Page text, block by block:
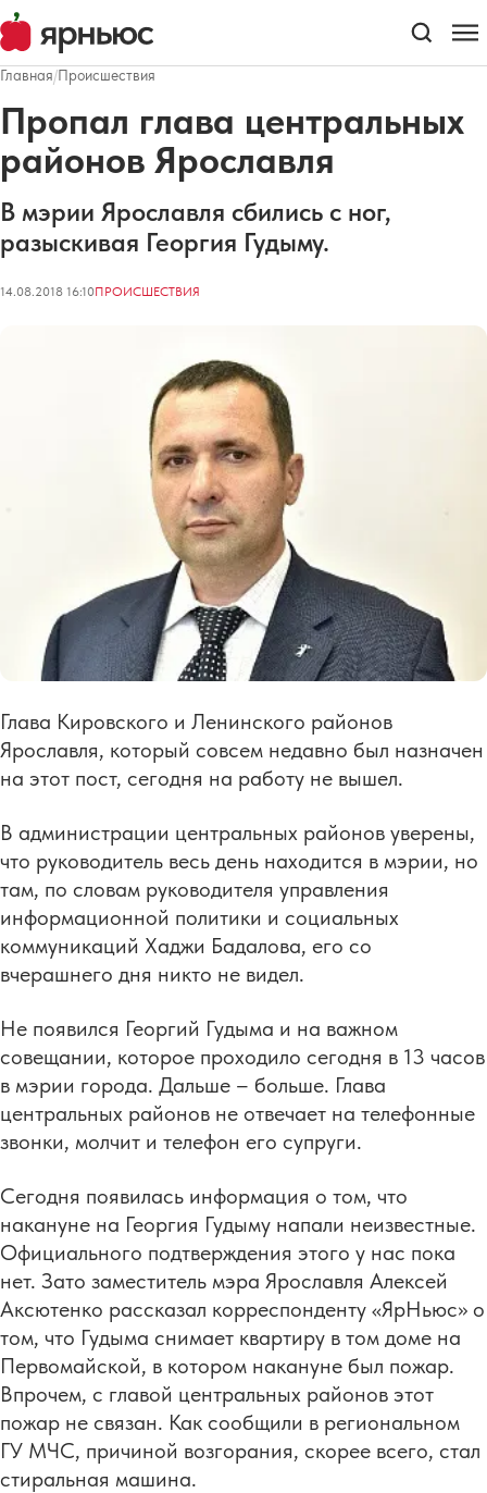
Главная/Происшествия
Пропал глава центральных
районов Ярославля
В мэрии Ярославля сбились с ног,
разыскивая Георгия Гудыму.
14.08.2018 16:10ПРОИСШЕСТВИЯ
Глава Кировского и Ленинского районов
Ярославля, который совсем недавно был назначен
на этот пост, сегодня на работу не вышел.
В администрации центральных районов уверены,
что руководитель весь день находится в мэрии, но
там, по словам руководителя управления
информационной политики и социальных
коммуникаций Хаджи Бадалова, его со
вчерашнего дня никто не видел.
Не появился Георгий Гудыма и на важном
совещании, которое проходило сегодня в 13 часов
в мэрии города. Дальше – больше. Глава
центральных районов не отвечает на телефонные
звонки, молчит и телефон его супруги.
Сегодня появилась информация о том, что
накануне на Георгия Гудыму напали неизвестные.
Официального подтверждения этого у нас пока
нет. Зато заместитель мэра Ярославля Алексей
Аксютенко рассказал корреспонденту «ЯрНьюс» о
том, что Гудыма снимает квартиру в том доме на
Первомайской, в котором накануне был пожар.
Впрочем, с главой центральных районов этот
пожар не связан. Как сообщили в региональном
ГУ МЧС, причиной возгорания, скорее всего, стал
стиральная машина.